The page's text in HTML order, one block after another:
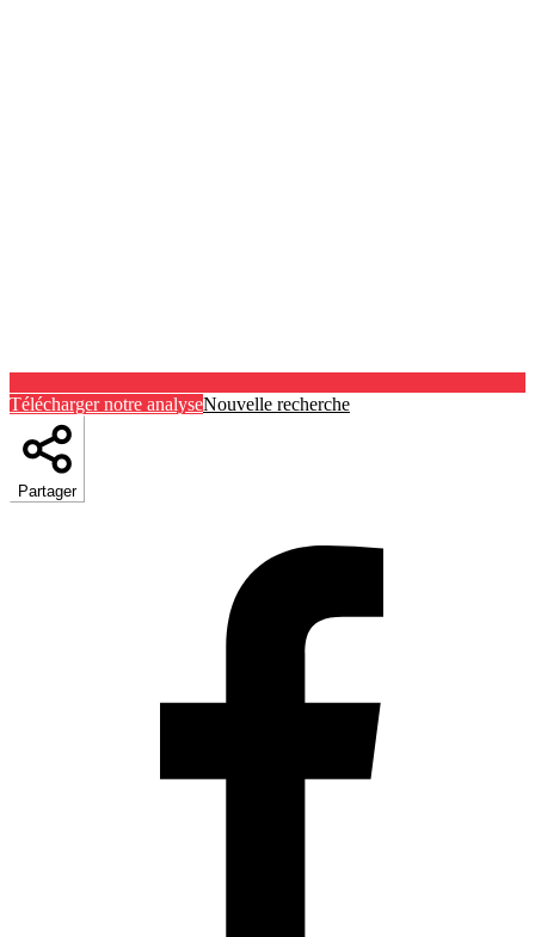
Télécharger notre analyseNouvelle recherche
Partager